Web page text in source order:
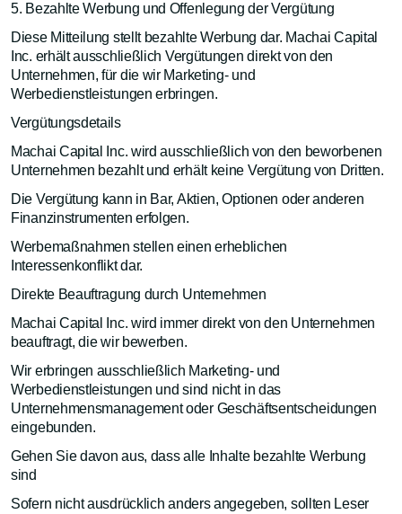
5. Bezahlte Werbung und Offenlegung der Vergütung
Diese Mitteilung stellt bezahlte Werbung dar. Machai Capital
Inc. erhält ausschließlich Vergütungen direkt von den
Unternehmen, für die wir Marketing- und
Werbedienstleistungen erbringen.
Vergütungsdetails
Machai Capital Inc. wird ausschließlich von den beworbenen
Unternehmen bezahlt und erhält keine Vergütung von Dritten.
Die Vergütung kann in Bar, Aktien, Optionen oder anderen
Finanzinstrumenten erfolgen.
Werbemaßnahmen stellen einen erheblichen
Interessenkonflikt dar.
Direkte Beauftragung durch Unternehmen
Machai Capital Inc. wird immer direkt von den Unternehmen
beauftragt, die wir bewerben.
Wir erbringen ausschließlich Marketing- und
Werbedienstleistungen und sind nicht in das
Unternehmensmanagement oder Geschäftsentscheidungen
eingebunden.
Gehen Sie davon aus, dass alle Inhalte bezahlte Werbung
sind
Sofern nicht ausdrücklich anders angegeben, sollten Leser